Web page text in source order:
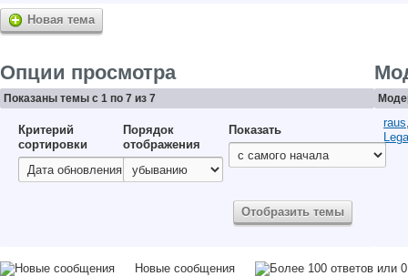
Новая тема
Опции просмотра
Показаны темы с 1 по 7 из 7
Критерий
сортировки
Порядок
отображения
Показать
raus
Новые сообщения